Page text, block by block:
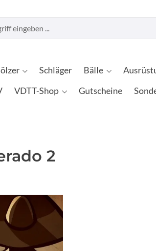
Schläger Bälle
VDTT-Shop Gutscheine
2